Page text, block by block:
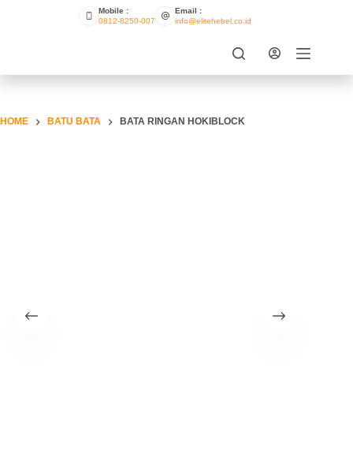
Mobile :
0812-8250-007
Email :
info@elitehebel.co.id
HOME BATU BATA BATA RINGAN HOKIBLOCK